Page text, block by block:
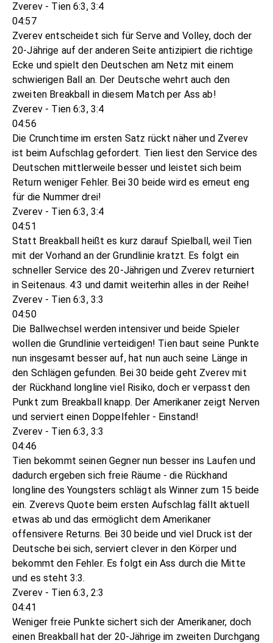
Zverev - Tien 6:3, 3:4
04:57
Zverev entscheidet sich für Serve and Volley, doch der
20-Jährige auf der anderen Seite antizipiert die richtige
Ecke und spielt den Deutschen am Netz mit einem
schwierigen Ball an. Der Deutsche wehrt auch den
zweiten Breakball in diesem Match per Ass ab!
Zverev - Tien 6:3, 3:4
04:56
Die Crunchtime im ersten Satz rückt näher und Zverev
ist beim Aufschlag gefordert. Tien liest den Service des
Deutschen mittlerweile besser und leistet sich beim
Return weniger Fehler. Bei 30 beide wird es erneut eng
für die Nummer drei!
Zverev - Tien 6:3, 3:4
04:51
Statt Breakball heißt es kurz darauf Spielball, weil Tien
mit der Vorhand an der Grundlinie kratzt. Es folgt ein
schneller Service des 20-Jährigen und Zverev returniert
in Seitenaus. 4:3 und damit weiterhin alles in der Reihe!
Zverev - Tien 6:3, 3:3
04:50
Die Ballwechsel werden intensiver und beide Spieler
wollen die Grundlinie verteidigen! Tien baut seine Punkte
nun insgesamt besser auf, hat nun auch seine Länge in
den Schlägen gefunden. Bei 30 beide geht Zverev mit
der Rückhand longline viel Risiko, doch er verpasst den
Punkt zum Breakball knapp. Der Amerikaner zeigt Nerven
und serviert einen Doppelfehler - Einstand!
Zverev - Tien 6:3, 3:3
04:46
Tien bekommt seinen Gegner nun besser ins Laufen und
dadurch ergeben sich freie Räume - die Rückhand
longline des Youngsters schlägt als Winner zum 15 beide
ein. Zverevs Quote beim ersten Aufschlag fällt aktuell
etwas ab und das ermöglicht dem Amerikaner
offensivere Returns. Bei 30 beide und viel Druck ist der
Deutsche bei sich, serviert clever in den Körper und
bekommt den Fehler. Es folgt ein Ass durch die Mitte
und es steht 3:3.
Zverev - Tien 6:3, 2:3
04:41
Weniger freie Punkte sichert sich der Amerikaner, doch
einen Breakball hat der 20-Jährige im zweiten Durchgang